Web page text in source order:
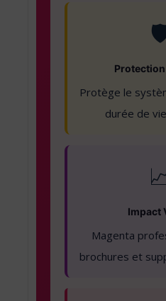
Protège le
durée de
Impact
Magenta
brochures et